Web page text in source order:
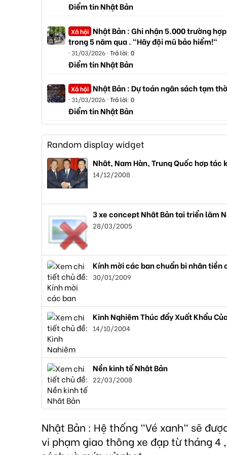
Điểm tin Nhật Bản
Xã hội Nhật Bản : Ghi nhận 5.000 trường
trong 5 năm qua . "Hãy đội mũ bảo hiểm!"
31/03/2026 Trả lời: 0
Điểm tin Nhật Bản
Xã hội Nhật Bản : Dự toán ngân sách tạm
31/03/2026 Trả lời: 0
Điểm tin Nhật Bản
Random display widget
Nhật, Nam Hàn, Trung Quốc hợp tác
14/12/2008
3 xe concept Nhật Bản tại triển lãm
28/03/2005
Kính mời các bạn chuẩn bị nhận tiền
30/01/2009
Kinh Nghiệm Thúc đẩy Xuất Khẩu
14/10/2004
Nền kinh tế Nhật Bản
22/03/2008
Nhật Bản : Hệ thống "Vé xanh" sẽ
vi phạm giao thông xe đạp từ tháng 4